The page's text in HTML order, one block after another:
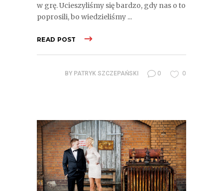
w grę. Ucieszyliśmy się bardzo, gdy nas o to
poprosili, bo wiedzieliśmy
READ POST
BY PATRYK SZCZEPAŃSKI 0 0